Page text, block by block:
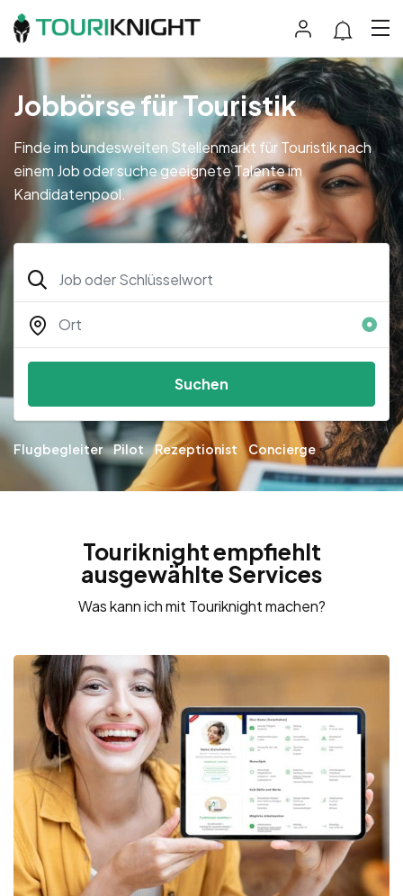
Jobbörse für Touristik
Finde im bundesweiten Stellenmarkt für Touristik nach
einem Job oder suche geeignete Talente im
Kandidatenpool.
Suchen
Flugbegleiter Pilot Rezeptionist Concierge
Touriknight empfiehlt
ausgewählte Services
Was kann ich mit Touriknight machen?